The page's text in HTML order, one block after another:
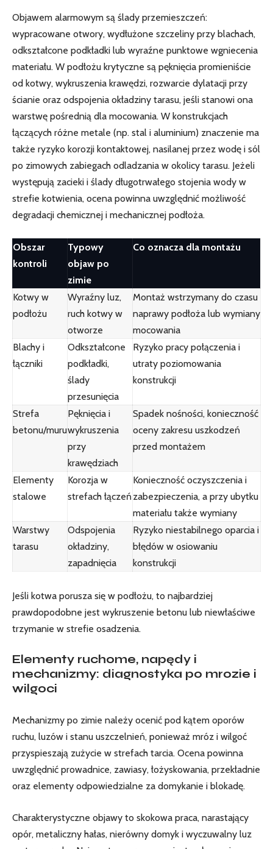
Objawem alarmowym są ślady przemieszczeń:
wypracowane otwory, wydłużone szczeliny przy blachach,
odkształcone podkładki lub wyraźne punktowe wgniecenia
materiału. W podłożu krytyczne są pęknięcia promieniście
od kotwy, wykruszenia krawędzi, rozwarcie dylatacji przy
ścianie oraz odspojenia okładziny tarasu, jeśli stanowi ona
warstwę pośrednią dla mocowania. W konstrukcjach
łączących różne metale (np. stal i aluminium) znaczenie ma
także ryzyko korozji kontaktowej, nasilanej przez wodę i sól
po zimowych zabiegach odladzania w okolicy tarasu. Jeżeli
występują zacieki i ślady długotrwałego stojenia wody w
strefie kotwienia, ocena powinna uwzględnić możliwość
degradacji chemicznej i mechanicznej podłoża.
Obszar
kontroli
Typowy
objaw po
zimie
Co oznacza dla montażu
Kotwy w
podłożu
Wyraźny luz,
ruch kotwy w
otworze
Montaż wstrzymany do czasu
naprawy podłoża lub wymiany
mocowania
Blachy i
łączniki
Odkształcone
podkładki,
ślady
przesunięcia
Ryzyko pracy połączenia i
utraty poziomowania
konstrukcji
Strefa
betonu/muru
Pęknięcia i
wykruszenia
przy
krawędziach
Spadek nośności, konieczność
oceny zakresu uszkodzeń
przed montażem
Elementy
stalowe
Korozja w
strefach łączeń
Konieczność oczyszczenia i
zabezpieczenia, a przy ubytku
materiału także wymiany
Warstwy
tarasu
Odspojenia
okładziny,
zapadnięcia
Ryzyko niestabilnego oparcia i
błędów w osiowaniu
konstrukcji
Jeśli kotwa porusza się w podłożu, to najbardziej
prawdopodobne jest wykruszenie betonu lub niewłaściwe
trzymanie w strefie osadzenia.
Elementy ruchome, napędy i
mechanizmy: diagnostyka po mrozie i
wilgoci
Mechanizmy po zimie należy ocenić pod kątem oporów
ruchu, luzów i stanu uszczelnień, ponieważ mróz i wilgoć
przyspieszają zużycie w strefach tarcia. Ocena powinna
uwzględnić prowadnice, zawiasy, łożyskowania, przekładnie
oraz elementy odpowiedzialne za domykanie i blokadę.
Charakterystyczne objawy to skokowa praca, narastający
opór, metaliczny hałas, nierówny domyk i wyczuwalny luz